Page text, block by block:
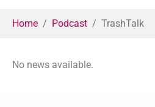
Home Podcast TrashTalk
No news available.